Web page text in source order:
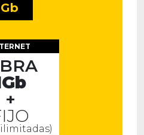
+